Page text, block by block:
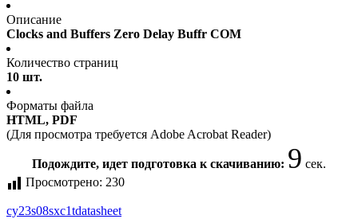
Описание
Clocks and Buffers Zero Delay Buffr COM
Количество страниц
10 шт.
Форматы файла
HTML, PDF
(Для просмотра требуется Adobe Acrobat Reader)
Подождите, идет подготовка к скачиванию: 9 сек.
Просмотрено: 230
cy23s08sxc1tdatasheet